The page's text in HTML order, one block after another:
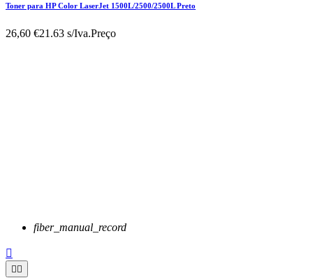
Toner para HP Color LaserJet 1500L/2500/2500L Preto
26,60 €21.63 s/Iva.Preço
fiber_manual_record

